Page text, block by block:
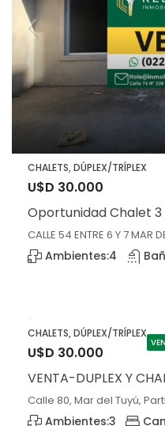
CHALETS, DÚPLEX/TRÍPLEX
U$D 30.000
Oportunidad Chalet 3
Ambientes:4
CHALETS, DÚPLEX/TRÍPLEX
U$D 30.000
Ambientes:3